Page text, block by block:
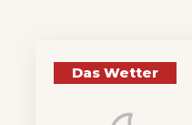
Das Wetter